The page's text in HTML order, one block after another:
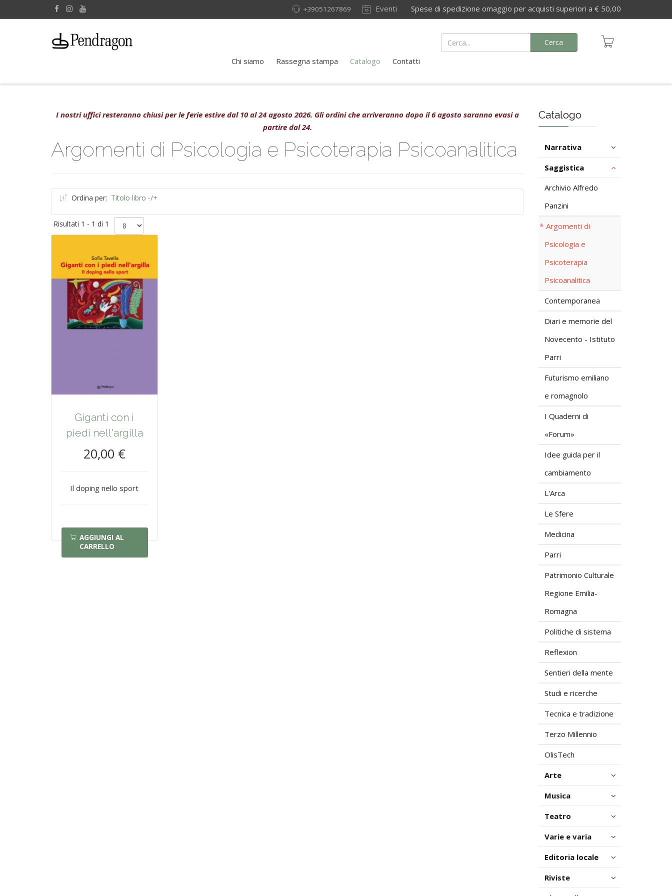
Eventi Spese di spedizione omaggio per acquisti superiori a € 50,00
+39051267869
Chi siamo Rassegna stampa Catalogo Contatti
Cerca
I nostri uffici resteranno chiusi per le ferie estive dal 10 al 24 agosto 2026. Gli ordini che arriveranno dopo il 6 agosto saranno evasi a
partire dal 24.
Argomenti di Psicologia e Psicoterapia Psicoanalitica
Ordina per: Titolo libro -/+
Risultati 1 - 1 di 1
Giganti con i
piedi nell'argilla
20,00 €
Il doping nello sport
AGGIUNGI AL
CARRELLO
Catalogo
Narrativa
Saggistica
Archivio Alfredo
Panzini
Argomenti di
Psicologia e
Psicoterapia
Psicoanalitica
Contemporanea
Diari e memorie del
Novecento - Istituto
Parri
Futurismo emiliano
e romagnolo
I Quaderni di
«Forum»
Idee guida per il
cambiamento
L'Arca
Le Sfere
Medicina
Parri
Patrimonio Culturale
Regione Emilia-
Romagna
Politiche di sistema
Reflexion
Sentieri della mente
Studi e ricerche
Tecnica e tradizione
Terzo Millennio
OlisTech
Arte
Musica
Teatro
Varie e varia
Editoria locale
Riviste